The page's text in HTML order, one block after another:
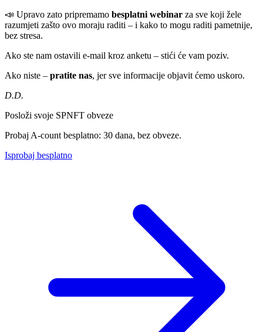
📣 Upravo zato pripremamo besplatni webinar za sve koji žele
razumjeti zašto ovo moraju raditi – i kako to mogu raditi pametnije,
bez stresa.
Ako ste nam ostavili e-mail kroz anketu – stići će vam poziv.
Ako niste – pratite nas, jer sve informacije objavit ćemo uskoro.
D.D.
Posloži svoje SPNFT obveze
Probaj A-count besplatno: 30 dana, bez obveze.
Isprobaj besplatno